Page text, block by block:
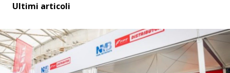
Ultimi articoli